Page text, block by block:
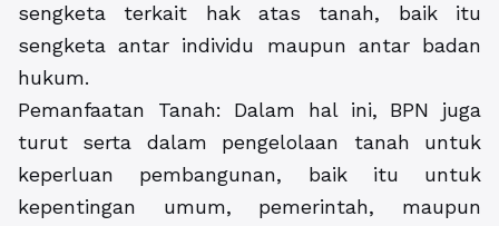
sengketa terkait hak atas tanah, baik itu
sengketa antar individu maupun antar badan
hukum.
Pemanfaatan Tanah: Dalam hal ini, BPN juga
turut serta dalam pengelolaan tanah untuk
keperluan pembangunan, baik itu untuk
kepentingan umum, pemerintah, maupun